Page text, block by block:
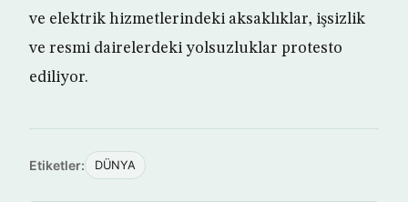
ve elektrik hizmetlerindeki aksaklıklar, işsizlik
ve resmi dairelerdeki yolsuzluklar protesto
ediliyor.
Etiketler: DÜNYA